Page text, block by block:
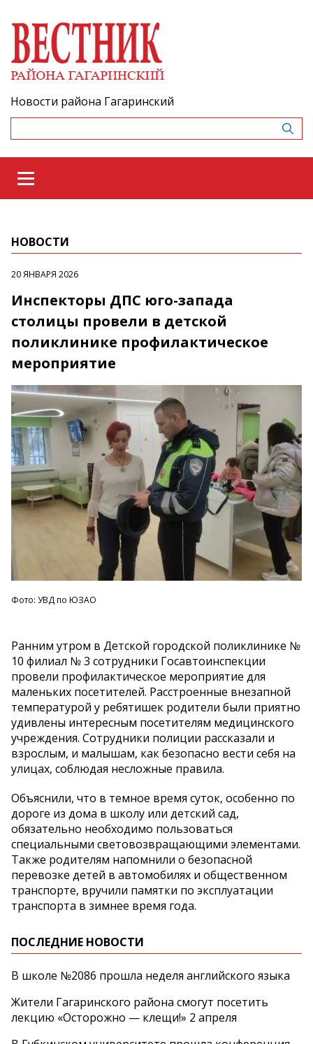
Новости района Гагаринский
НОВОСТИ
20 ЯНВАРЯ 2026
Инспекторы ДПС юго-запада
столицы провели в детской
поликлинике профилактическое
мероприятие
Фото: УВД по ЮЗАО
Ранним утром в Детской городской поликлинике №
10 филиал № 3 сотрудники Госавтоинспекции
провели профилактическое мероприятие для
маленьких посетителей. Расстроенные внезапной
температурой у ребятишек родители были приятно
удивлены интересным посетителям медицинского
учреждения. Сотрудники полиции рассказали и
взрослым, и малышам, как безопасно вести себя на
улицах, соблюдая несложные правила.
Объяснили, что в темное время суток, особенно по
дороге из дома в школу или детский сад,
обязательно необходимо пользоваться
специальными световозвращающими элементами.
Также родителям напомнили о безопасной
перевозке детей в автомобилях и общественном
транспорте, вручили памятки по эксплуатации
транспорта в зимнее время года.
ПОСЛЕДНИЕ НОВОСТИ
В школе №2086 прошла неделя английского языка
Жители Гагаринского района смогут посетить
лекцию «Осторожно — клещи!» 2 апреля